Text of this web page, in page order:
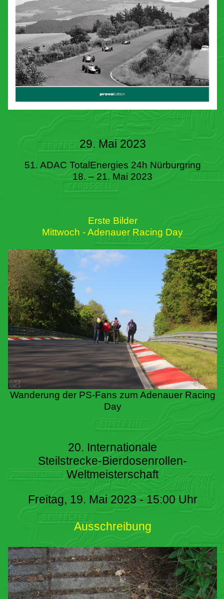
29. Mai 2023
51. ADAC TotalEnergies 24h Nürburgring
18. – 21. Mai 2023
Erste Bilder
Mittwoch - Adenauer Racing Day
Wanderung der PS-Fans zum Adenauer Racing
Day
20. Internationale
Steilstrecke-Bierdosenrollen-
Weltmeisterschaft
Freitag, 19. Mai 2023 - 15:00 Uhr
Ausschreibung